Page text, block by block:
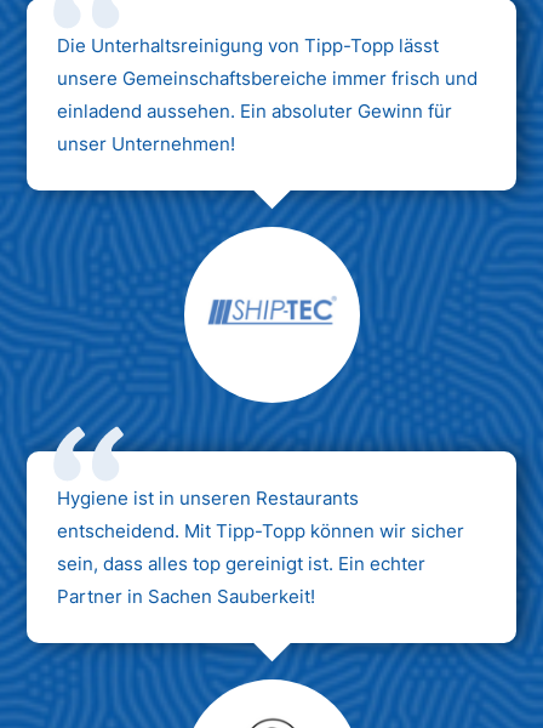
Die Unterhaltsreinigung von Tipp-Topp lässt
unsere Gemeinschaftsbereiche immer frisch und
einladend aussehen. Ein absoluter Gewinn für
unser Unternehmen!
Hygiene ist in unseren Restaurants
entscheidend. Mit Tipp-Topp können wir sicher
sein, dass alles top gereinigt ist. Ein echter
Partner in Sachen Sauberkeit!